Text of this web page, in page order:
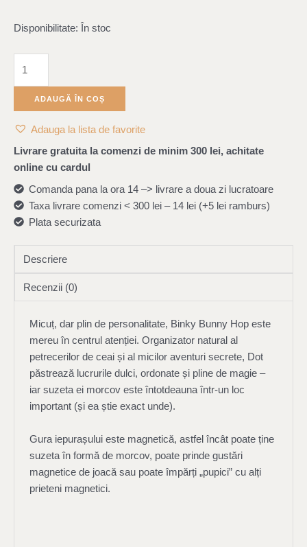
Disponibilitate: În stoc
Hop
ADAUGĂ ÎN COȘ
Adauga la lista de favorite
Livrare gratuita la comenzi de minim 300 lei, achitate
online cu cardul
Comanda pana la ora 14 –> livrare a doua zi lucratoare
Taxa livrare comenzi < 300 lei – 14 lei (+5 lei ramburs)
Plata securizata
Descriere
Recenzii (0)
Micuț, dar plin de personalitate, Binky Bunny Hop este
mereu în centrul atenției. Organizator natural al
petrecerilor de ceai și al micilor aventuri secrete, Dot
păstrează lucrurile dulci, ordonate și pline de magie –
iar suzeta ei morcov este întotdeauna într-un loc
important (și ea știe exact unde).
Gura iepurașului este magnetică, astfel încât poate ține
suzeta în formă de morcov, poate prinde gustări
magnetice de joacă sau poate împărți „pupici” cu alți
prieteni magnetici.